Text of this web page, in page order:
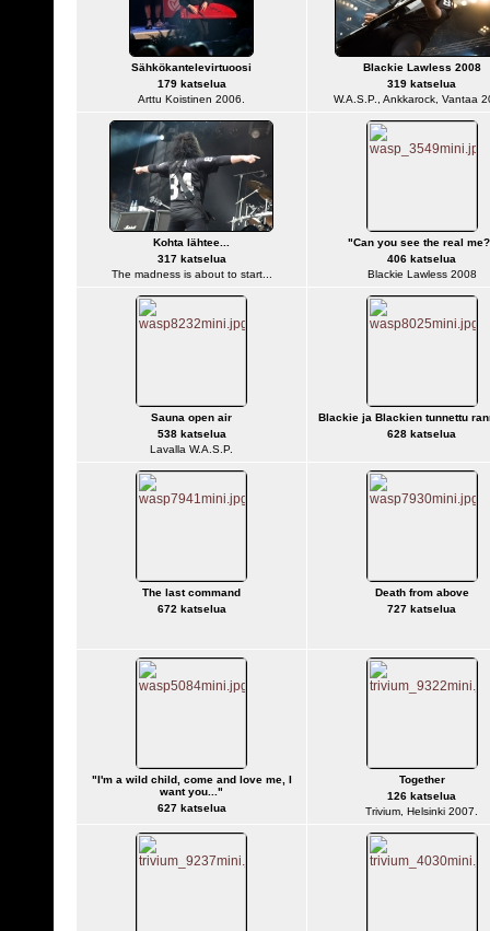
Sähkökantelevirtuoosi
179 katselua
Arttu Koistinen 2006.
Blackie Lawless 2008
319 katselua
W.A.S.P., Ankkarock, Vantaa
Kohta lähtee...
317 katselua
The madness is about to start...
"Can you see the real
406 katselua
Blackie Lawless 2008
Sauna open air
538 katselua
Lavalla W.A.S.P.
Blackie ja Blackien tunnettu
628 katselua
The last command
672 katselua
Death from above
727 katselua
"I'm a wild child, come and love me, I
want you..."
627 katselua
Together
126 katselua
Trivium, Helsinki 2007.